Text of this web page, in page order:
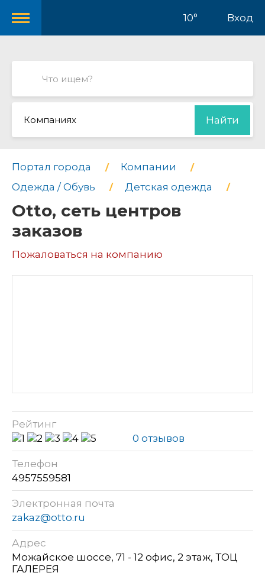
10° Вход
Компаниях Найти
Портал города
Компании
Одежда / Обувь
Детская одежда
Otto, сеть центров
заказов
Пожаловаться на компанию
Рейтинг
0 отзывов
Телефон
4957559581
Электронная почта
zakaz@otto.ru
Адрес
Можайское шоссе, 71 - 12 офис, 2 этаж, ТОЦ
ГАЛЕРЕЯ